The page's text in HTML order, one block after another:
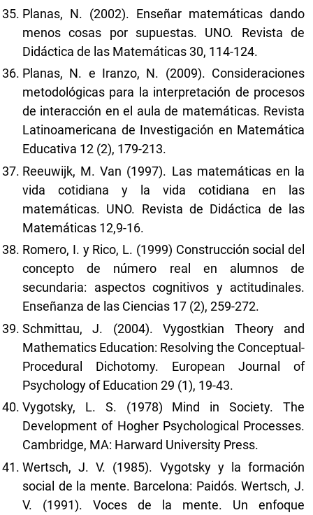
Planas, N. (2002). Enseñar matemáticas dando
menos cosas por supuestas. UNO. Revista de
Didáctica de las Matemáticas 30, 114-124.
Planas, N. e Iranzo, N. (2009). Consideraciones
metodológicas para la interpretación de procesos
de interacción en el aula de matemáticas. Revista
Latinoamericana de Investigación en Matemática
Educativa 12 (2), 179-213.
Reeuwijk, M. Van (1997). Las matemáticas en la
vida cotidiana y la vida cotidiana en las
matemáticas. UNO. Revista de Didáctica de las
Matemáticas 12,9-16.
Romero, I. y Rico, L. (1999) Construcción social del
concepto de número real en alumnos de
secundaria: aspectos cognitivos y actitudinales.
Enseñanza de las Ciencias 17 (2), 259-272.
Schmittau, J. (2004). Vygostkian Theory and
Mathematics Education: Resolving the Conceptual-
Procedural Dichotomy. European Journal of
Psychology of Education 29 (1), 19-43.
Vygotsky, L. S. (1978) Mind in Society. The
Development of Hogher Psychological Processes.
Cambridge, MA: Harward University Press.
Wertsch, J. V. (1985). Vygotsky y la formación
social de la mente. Barcelona: Paidós. Wertsch, J.
V. (1991). Voces de la mente. Un enfoque